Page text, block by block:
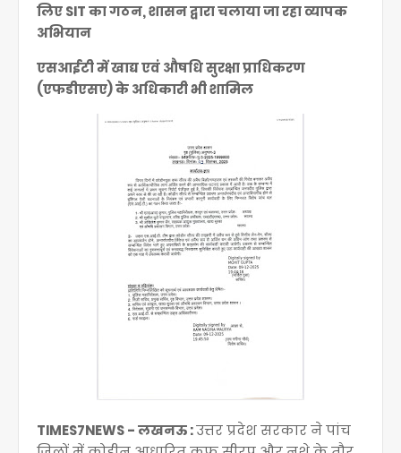
लिए SIT का गठन, शासन द्वारा चलाया जा रहा व्यापक
अभियान
एसआईटी में खाद्य एवं औषधि सुरक्षा प्राधिकरण
(एफडीएसए) के अधिकारी भी शामिल
TIMES7NEWS - लखनऊ :उत्तर प्रदेश सरकार ने पांच